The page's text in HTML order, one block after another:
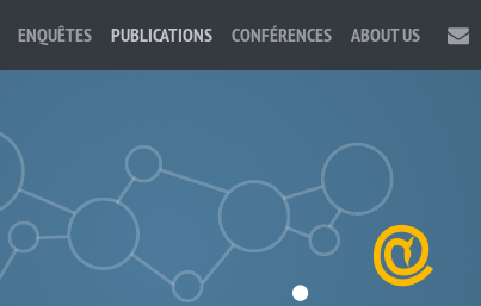
ENQUÊTES PUBLICATIONS CONFÉRENCES ABOUT US